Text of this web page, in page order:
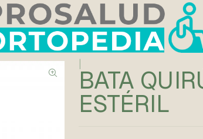
Este es el texto del slide
BATA
ESTÉRIL